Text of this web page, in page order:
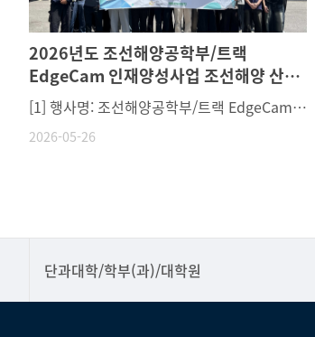
2026년도 조선해양공학부/트랙
EdgeCam 인재양성사업 조선해양 산업
체 및 연구소 현장견학
2026-05-26
[1] 행사명: 조선해양공학부/트랙 EdgeCam 인재양성사업 조선해양 산업체 및 연구소 현장견학[2] 일시: 2026.05.15(금)[3] 장소: 선박해양플랜트연구소, 한국기계연구원 및 삼성중공업대덕연구센터[4] 대상: 미래모빌리티공학부, 미래모빌리티공학부 조선해양공학트랙, 조선해양공학부 재학생
단과대학/학부(과)/대학원